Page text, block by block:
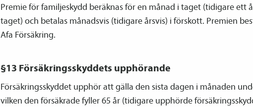
Premie för familje­skydd beräknas för en månad i taget (tidigare ett
taget) och betalas månadsvis (tidigare årsvis) i förskott. Premien
Afa Försäkring.
§13 Försäkringsskyddets upphörande
Försäkringsskyddet upphör att gälla den sista dagen i månaden
vilken den försäkrade fyller 65 år (tidigare upphörde